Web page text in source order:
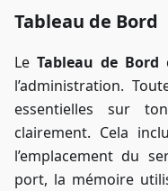
Tableau de Bord
LeTableau de Bord
l’administration.
essentielles sur
clairement. Cela
l’emplacement du
port, la mémoire